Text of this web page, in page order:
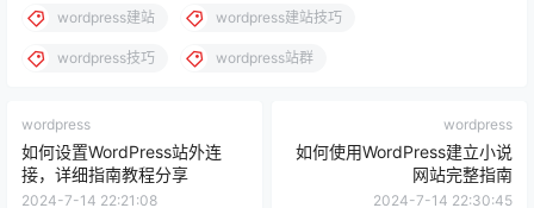
wordpress建站 wordpress建站技巧
wordpress技巧 wordpress站群
wordpress
如何设置WordPress站外连
接，详细指南教程分享
2024-7-14 22:21:08
wordpress
如何使用WordPress建立小说
网站完整指南
2024-7-14 22:30:45